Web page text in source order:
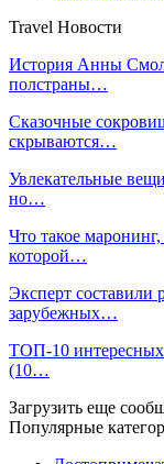
Travel Новости
История Анны
полстраны…
Сказочные
скрываются…
Увлекательные
но…
Что такое
которой…
Эксперт составили
зарубежных…
ТОП-10
(10…
Загрузить еще
Популярные